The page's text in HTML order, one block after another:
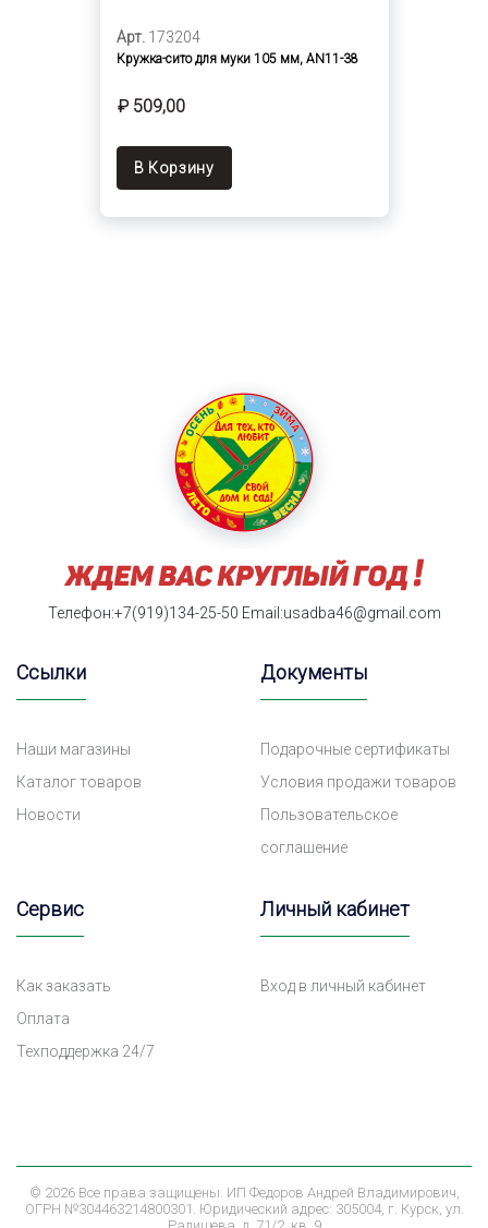
Арт. 173204
Кружка-сито для муки 105 мм, AN11-38
₽ 509,00
В Корзину
Телефон:+7(919)134-25-50 Email:usadba46@gmail.com
Ссылки
Наши магазины
Каталог товаров
Новости
Документы
Подарочные сертификаты
Условия продажи товаров
Пользовательское
соглашение
Сервис
Как заказать
Оплата
Техподдержка 24/7
Личный кабинет
Вход в личный кабинет
© 2026 Все права защищены. ИП Федоров Андрей Владимирович,
ОГРН №304463214800301. Юридический адрес: 305004, г. Курск, ул.